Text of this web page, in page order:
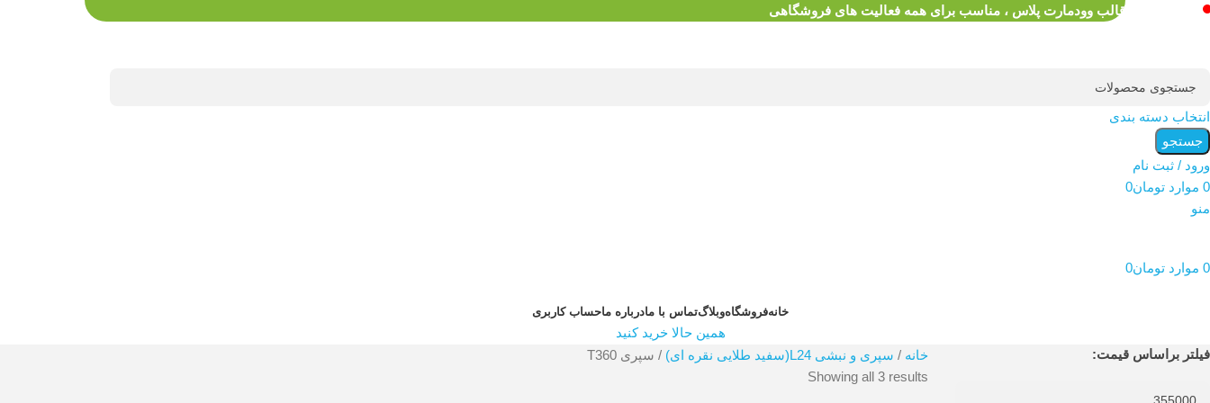
قالب وودمارت پلاس ، مناسب برای همه فعالیت های فروشگاهی
انتخاب دسته بندی
جستجو
ورود / ثبت نام
0 موارد تومان0
منو
0 موارد تومان0
خانهفروشگاهوبلاگتماس با مادرباره ماحساب کاربری
همین حالا خرید کنید
فیلتر براساس قیمت:
خانه سپری و نبشی L24(سفید طلایی نقره ای)
سپری T360
Showing all 3 results